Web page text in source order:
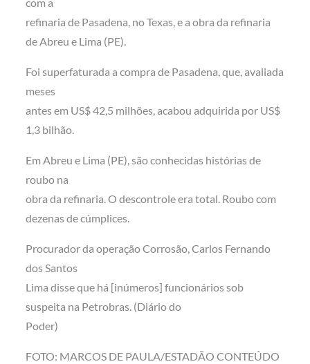
refinaria de Pasadena, no Texas, e a obra da refinaria
de Abreu e Lima (PE).
Foi superfaturada a compra de Pasadena, que, avaliada
meses
antes em US$ 42,5 milhões, acabou adquirida por US$
1,3 bilhão.
Em Abreu e Lima (PE), são conhecidas histórias de
roubo na
obra da refinaria. O descontrole era total. Roubo com
dezenas de cúmplices.
Procurador da operação Corrosão, Carlos Fernando
dos Santos
Lima disse que há [inúmeros] funcionários sob
suspeita na Petrobras. (Diário do
Poder)
FOTO: MARCOS DE PAULA/ESTADÃO CONTEÚDO